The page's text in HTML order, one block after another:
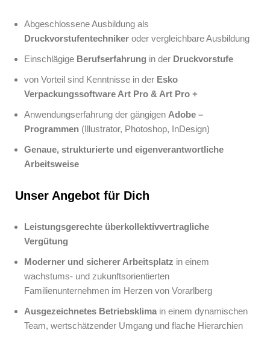
Abgeschlossene Ausbildung als
Druckvorstufentechniker oder vergleichbare Ausbildung
Einschlägige Berufserfahrung in der Druckvorstufe
von Vorteil sind Kenntnisse in der Esko
Verpackungssoftware Art Pro & Art Pro +
Anwendungserfahrung der gängigen Adobe –
Programmen (Illustrator, Photoshop, InDesign)
Genaue, strukturierte und eigenverantwortliche
Arbeitsweise
Unser Angebot für Dich
Leistungsgerechte überkollektivvertragliche
Vergütung
Moderner und sicherer Arbeitsplatz in einem
wachstums- und zukunftsorientierten
Familienunternehmen im Herzen von Vorarlberg
Ausgezeichnetes Betriebsklima in einem dynamischen
Team, wertschätzender Umgang und flache Hierarchien